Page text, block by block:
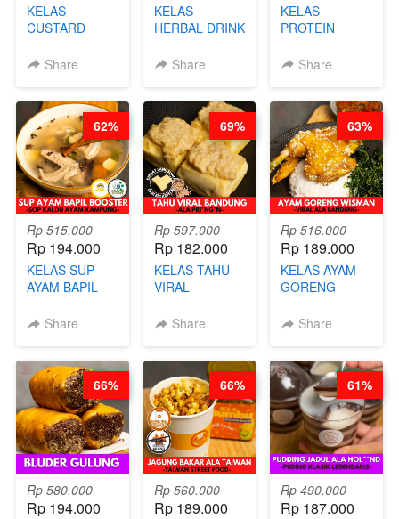
KELAS
CUSTARD
STEAM BUN
CHEF DITA
Share
KELAS
HERBAL DRINK
RADANG &
BARISTA
ARISUDANA
Share
KELAS
PROTEIN
CHIPS -
RENDAH
KALORI
GLUTEN FREE
BY CHEF DITA
Share
Rp 515.000
Rp 194.000
KELAS SUP
AYAM BAPIL
SOP KALDU
CHEF
STEPHANIE
Share
62%
Rp 597.000
Rp 182.000
KELAS TAHU
VIRAL
ALA PRI*NG*N
Share
69%
Rp 516.000
Rp 189.000
KELAS AYAM
GORENG
VIRAL ALA
STEPHANIE
Share
63%
Rp 580.000
Rp 194.000
66%
Rp 560.000
Rp 189.000
66%
Rp 490.000
Rp 187.000
61%